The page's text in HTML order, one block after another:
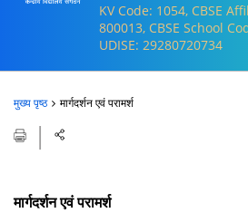
KV Code: 1054, CBSE
800013, CBSE School
UDISE: 29280720734
मुख्य पृष्ठ मार्गदर्शन एवं परामर्श
मार्गदर्शन एवं परामर्श